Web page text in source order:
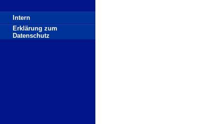
Intern
Erklärung zum
Datenschutz